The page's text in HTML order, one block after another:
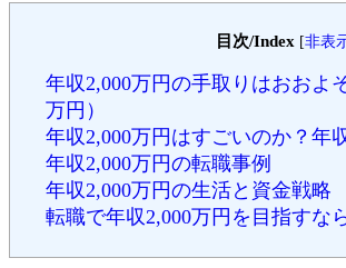
目次/Index [非表
年収2,000万円の手取りはおおよ
万円）
年収2,000万円はすごいのか？年
年収2,000万円の転職事例
年収2,000万円の生活と資金戦略
転職で年収2,000万円を目指すな